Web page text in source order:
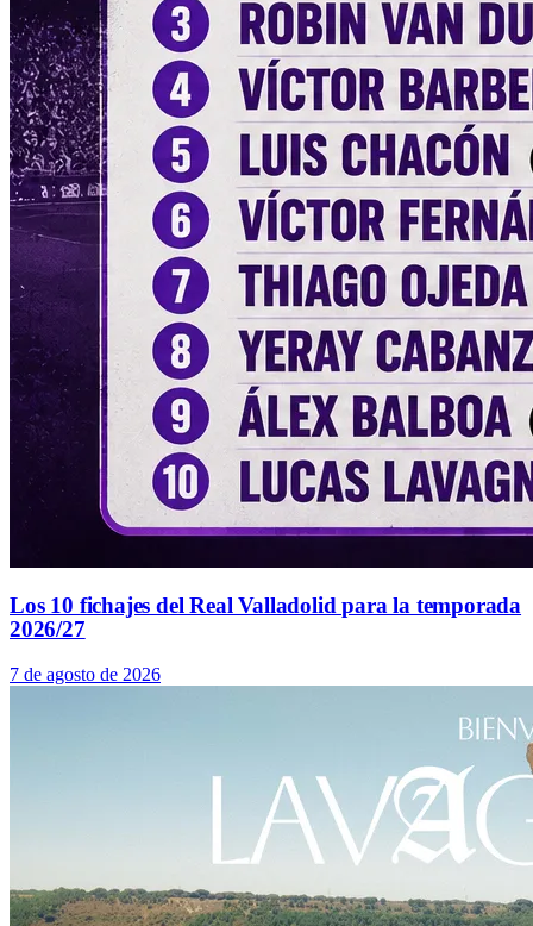
Los 10 fichajes del Real Valladolid para la temporada
2026/27
7 de agosto de 2026